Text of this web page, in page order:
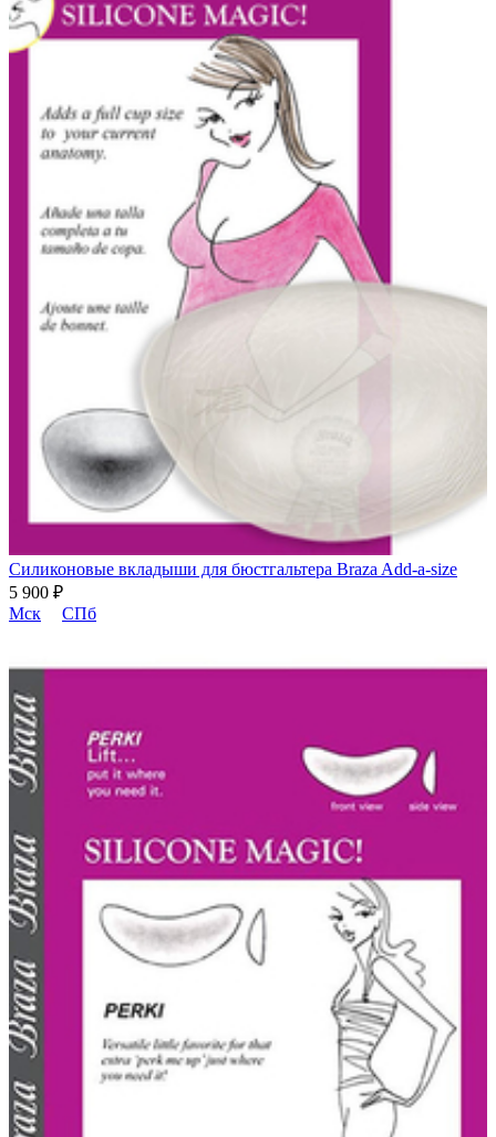
Силиконовые вкладыши для бюстгальтера Braza Add-a-size
5 900 ₽
Мск
СПб